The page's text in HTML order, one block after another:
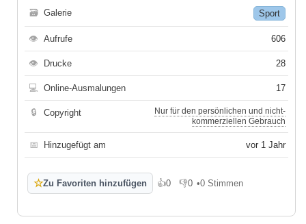
🗃 Galerie Sport
👁 Aufrufe 606
👁 Drucke 28
💻 Online-Ausmalungen 17
🔒 Copyright
Nur für den persönlichen und nicht-
kommerziellen Gebrauch
📅 Hinzugefügt am vor 1 Jahr
☆Zu Favoriten hinzufügen 👍0
Gefällt mir
👎0
Gefällt mir nicht
•0 Stimmen